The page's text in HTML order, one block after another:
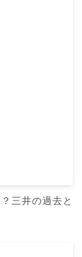
三井の過去と